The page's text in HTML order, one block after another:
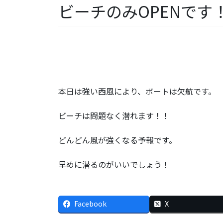
ビーチのみOPENです！
本日は強い西風により、ボートは欠航です。
ビーチは問題なく潜れます！！
どんどん風が強くなる予報です。
早めに潜るのがいいでしょう！
Facebook X